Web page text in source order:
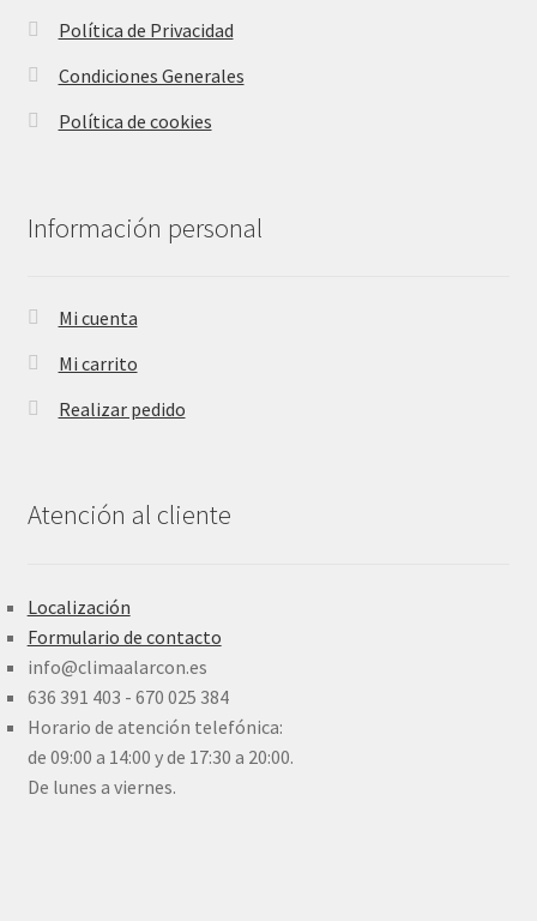
Política de Privacidad
Condiciones Generales
Política de cookies
Información personal
Mi cuenta
Mi carrito
Realizar pedido
Atención al cliente
Localización
Formulario de contacto
info@climaalarcon.es
636 391 403 - 670 025 384
Horario de atención telefónica:
de 09:00 a 14:00 y de 17:30 a 20:00.
De lunes a viernes.